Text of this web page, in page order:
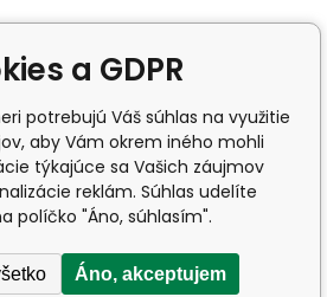
a GDPR
potrebujú Váš súhlas na využitie
aby Vám okrem iného mohli
týkajúce sa Vašich záujmov
reklám. Súhlas udelíte
políčko "Áno, súhlasím".
Áno, akceptujem